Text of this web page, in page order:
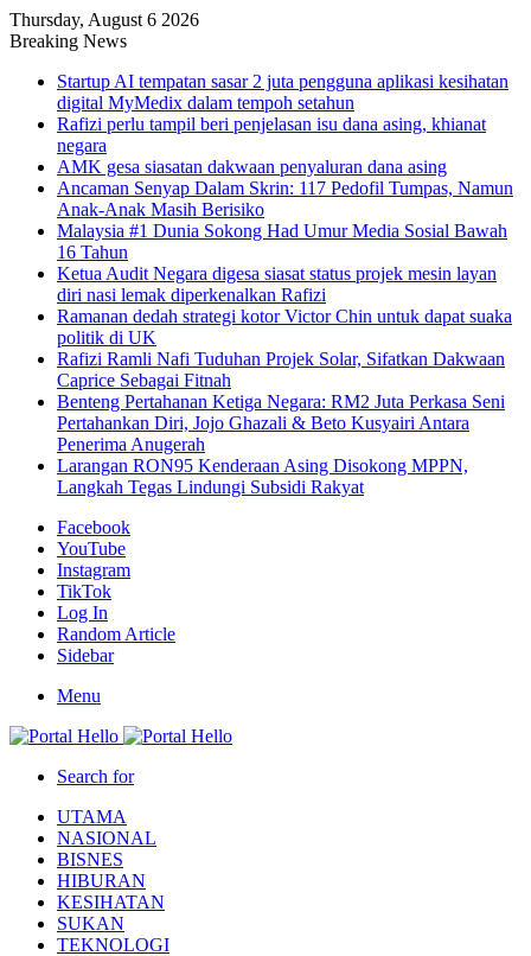
Thursday, August 6 2026
Breaking News
Startup AI tempatan sasar 2 juta pengguna aplikasi kesihatan
digital MyMedix dalam tempoh setahun
Rafizi perlu tampil beri penjelasan isu dana asing, khianat
negara
AMK gesa siasatan dakwaan penyaluran dana asing
Ancaman Senyap Dalam Skrin: 117 Pedofil Tumpas, Namun
Anak-Anak Masih Berisiko
Malaysia #1 Dunia Sokong Had Umur Media Sosial Bawah
16 Tahun
Ketua Audit Negara digesa siasat status projek mesin layan
diri nasi lemak diperkenalkan Rafizi
Ramanan dedah strategi kotor Victor Chin untuk dapat suaka
politik di UK
Rafizi Ramli Nafi Tuduhan Projek Solar, Sifatkan Dakwaan
Caprice Sebagai Fitnah
Benteng Pertahanan Ketiga Negara: RM2 Juta Perkasa Seni
Pertahankan Diri, Jojo Ghazali & Beto Kusyairi Antara
Penerima Anugerah
Larangan RON95 Kenderaan Asing Disokong MPPN,
Langkah Tegas Lindungi Subsidi Rakyat
Facebook
YouTube
Instagram
TikTok
Log In
Random Article
Sidebar
Menu
Search for
UTAMA
NASIONAL
BISNES
HIBURAN
KESIHATAN
SUKAN
TEKNOLOGI